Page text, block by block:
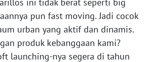
pun fast moving. Jadi cocok
urban yang aktif dan dinamis.
produk kebanggaan kami?
launching-nya segera di tahun